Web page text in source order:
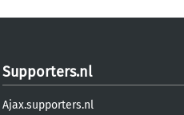
Supporters.nl
Ajax.supporters.nl